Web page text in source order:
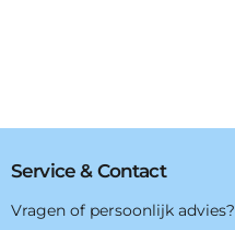
Service & Contact
Vragen of persoonlijk advies?